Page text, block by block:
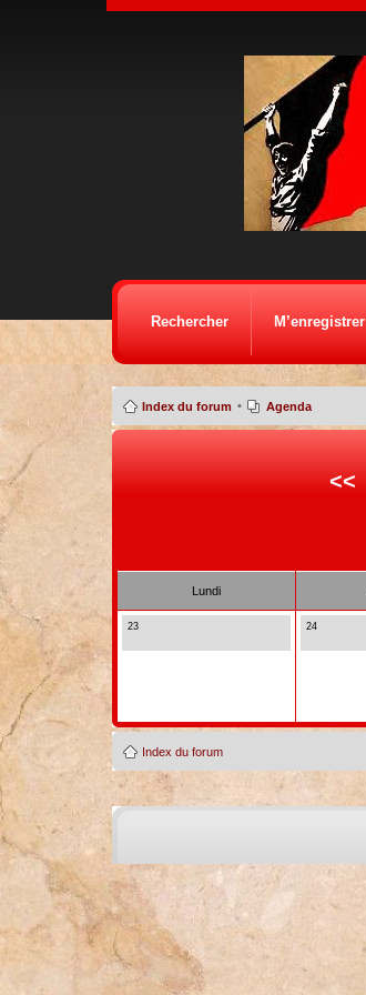
Rechercher M’enregistrer
Index du forum • Agenda
<<
Lundi
23 24
Index du forum